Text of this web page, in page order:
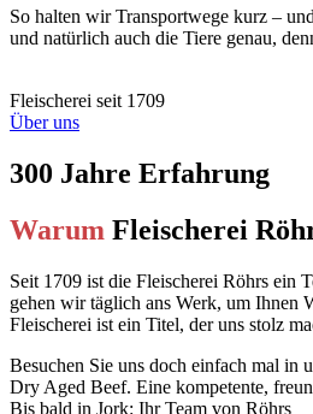
So halten wir Transportwege kurz –
und natürlich auch die Tiere genau,
Fleischerei seit 1709
Über uns
300 Jahre Erfahrung
Warum Fleischerei
Seit 1709 ist die Fleischerei Röhrs ein
gehen wir täglich ans Werk, um Ihnen
Fleischerei ist ein Titel, der uns stolz
Besuchen Sie uns doch einfach mal in
Dry Aged Beef. Eine kompetente,
Bis bald in Jork: Ihr Team von Röhrs